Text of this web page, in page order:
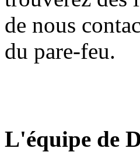
de nous
du pare-feu.
L'équipe de